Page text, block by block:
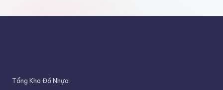
Tổng Kho Đồ Nhựa